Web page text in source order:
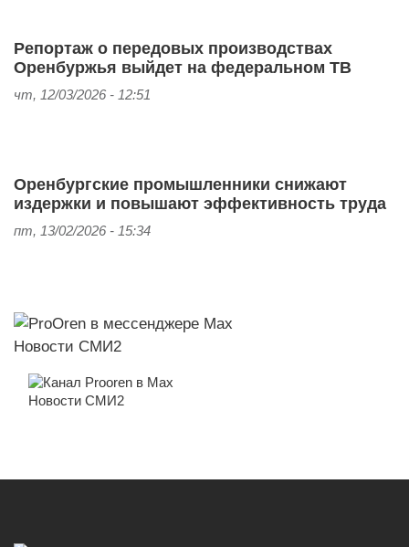
Репортаж о передовых производствах
Оренбуржья выйдет на федеральном ТВ
чт, 12/03/2026 - 12:51
Оренбургские промышленники снижают
издержки и повышают эффективность труда
пт, 13/02/2026 - 15:34
Новости СМИ2
Новости СМИ2